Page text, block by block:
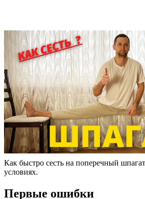
Как быстро сесть на поперечный
условиях.
Первые ошибки